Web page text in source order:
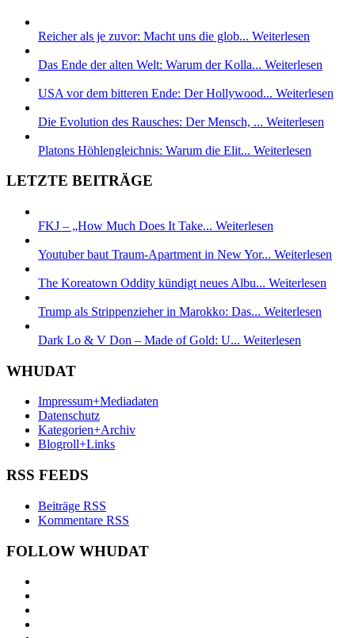
Reicher als je zuvor: Macht uns die glob... Weiterlesen
Das Ende der alten Welt: Warum der Kolla... Weiterlesen
USA vor dem bitteren Ende: Der Hollywood... Weiterlesen
Die Evolution des Rausches: Der Mensch, ... Weiterlesen
Platons Höhlengleichnis: Warum die Elit... Weiterlesen
LETZTE BEITRÄGE
FKJ – „How Much Does It Take... Weiterlesen
Youtuber baut Traum-Apartment in New Yor... Weiterlesen
The Koreatown Oddity kündigt neues Albu... Weiterlesen
Trump als Strippenzieher in Marokko: Das... Weiterlesen
Dark Lo & V Don – Made of Gold: U... Weiterlesen
WHUDAT
Impressum+Mediadaten
Datenschutz
Kategorien+Archiv
Blogroll+Links
RSS FEEDS
Beiträge RSS
Kommentare RSS
FOLLOW WHUDAT